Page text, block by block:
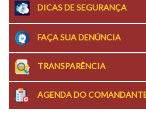
DICAS DE SEGURANÇA
FAÇA SUA DENÚNCIA
TRANSPARÊNCIA
AGENDA DO